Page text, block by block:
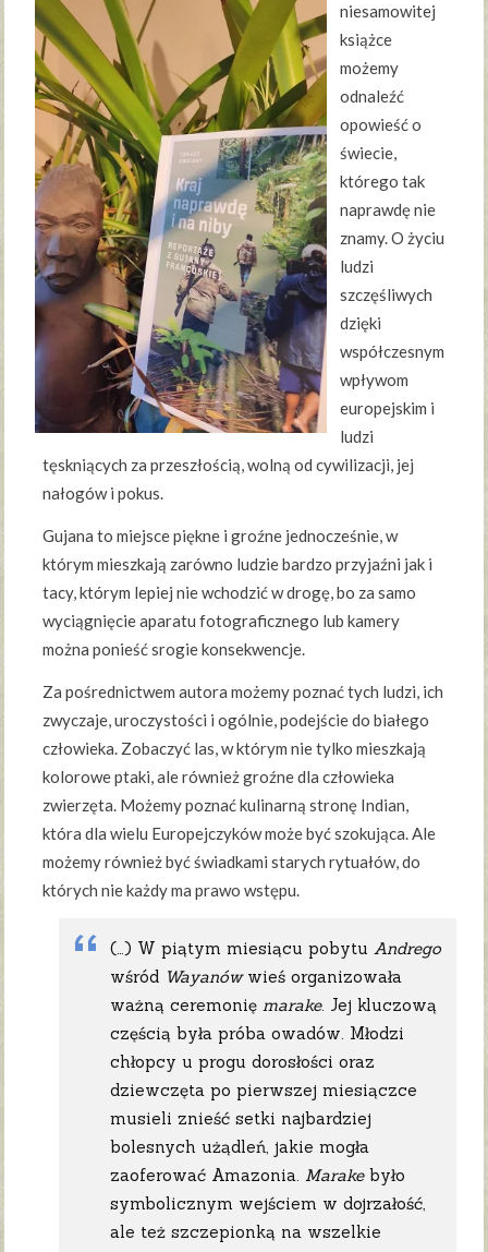
niesamowitej
książce
możemy
odnaleźć
opowieść o
świecie,
którego tak
naprawdę nie
znamy. O życiu
ludzi
szczęśliwych
dzięki
współczesnym
wpływom
europejskim i
ludzi
tęskniących za przeszłością, wolną od cywilizacji, jej
nałogów i pokus.
Gujana to miejsce piękne i groźne jednocześnie, w
którym mieszkają zarówno ludzie bardzo przyjaźni jak i
tacy, którym lepiej nie wchodzić w drogę, bo za samo
wyciągnięcie aparatu fotograficznego lub kamery
można ponieść srogie konsekwencje.
Za pośrednictwem autora możemy poznać tych ludzi, ich
zwyczaje, uroczystości i ogólnie, podejście do białego
człowieka. Zobaczyć las, w którym nie tylko mieszkają
kolorowe ptaki, ale również groźne dla człowieka
zwierzęta. Możemy poznać kulinarną stronę Indian,
która dla wielu Europejczyków może być szokująca. Ale
możemy również być świadkami starych rytuałów, do
których nie każdy ma prawo wstępu.
(…) W piątym miesiącu pobytu Andrego
wśród Wayanówwieś organizowała
ważną ceremonię marake. Jej kluczową
częścią była próba owadów. Młodzi
chłopcy u progu dorosłości oraz
dziewczęta po pierwszej miesiączce
musieli znieść setki najbardziej
bolesnych użądleń, jakie mogła
zaoferować Amazonia. Marakebyło
symbolicznym wejściem w dojrzałość,
ale też szczepionką na wszelkie